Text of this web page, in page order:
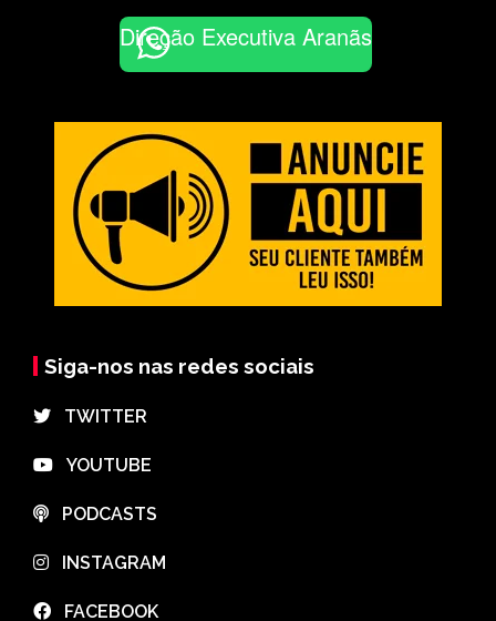
Direção Executiva Aranãs
Siga-nos nas redes sociais
⠀TWITTER
⠀YOUTUBE
⠀PODCASTS
⠀INSTAGRAM
⠀FACEBOOK